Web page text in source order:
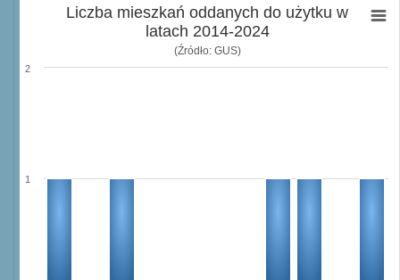
Liczba mieszkań oddanych do użytku w
latach 2014-2024
(Źródło: GUS)
1
2